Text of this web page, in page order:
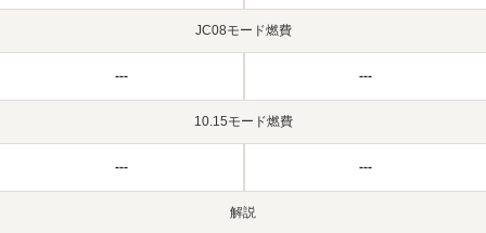
JC08モード燃費
--- ---
10.15モード燃費
--- ---
解説